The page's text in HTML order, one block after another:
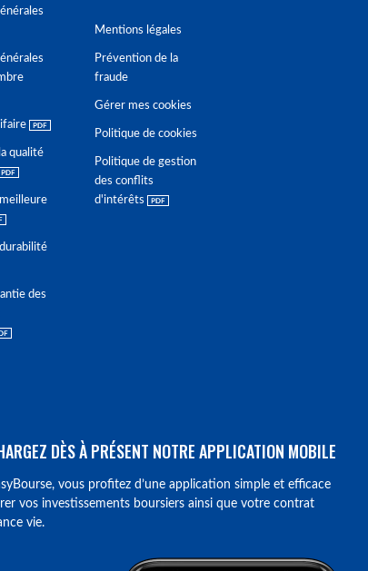
qualité
des
Mentions légales
Prévention de la
fraude
Gérer mes cookies
Politique de cookies
Politique de gestion
des conflits
d'intérêts
DÈS À PRÉSENT NOTRE APPLICATION MOBILE
vous profitez d’une application simple et efficace
vos investissements boursiers ainsi que votre contrat
vie.